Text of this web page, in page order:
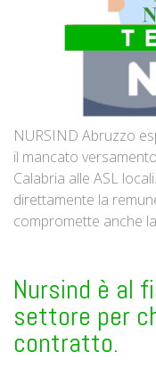
NURSIND Abruzzo
il mancato
Calabria alle ASL
direttamente la
compromette anche
Nursind è al
settore per
contratto.